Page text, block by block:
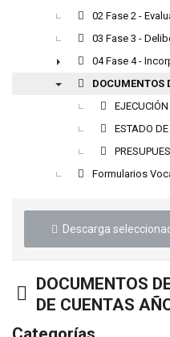
02 Fase 2 -
03 Fase 3 -
►
04 Fase 4 -
DOCUMENTOS
ESTADO
Formularios
Descarga
Carpeta
DOCUMENTOS
DE CUENTAS